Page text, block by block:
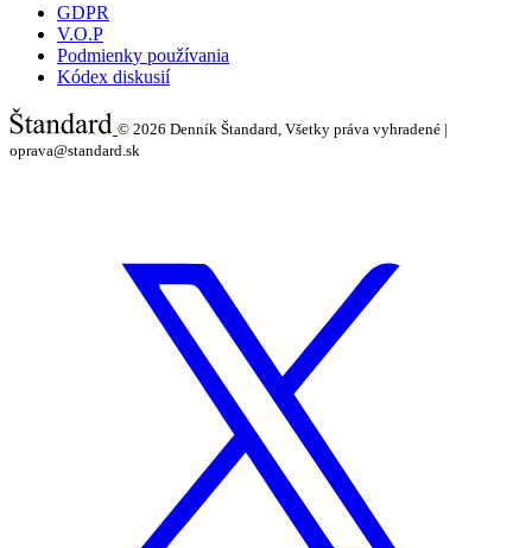
GDPR
V.O.P
Podmienky používania
Kódex diskusií
© 2026 Denník Štandard, Všetky práva vyhradené |
oprava@standard.sk